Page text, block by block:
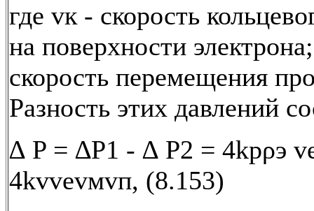
где vк - скорость
на поверхности
скорость перемещения
Разность этих давлений
∆ P = ∆P1 - ∆ P2 = 4kрρэ
4kvvеvмvп, (8.153)